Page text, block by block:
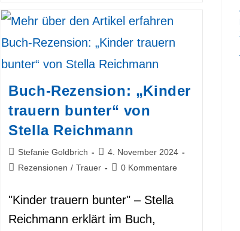
„Und
Ist
Mehr,
Wie
War“
Buch-Rezension: „Kinder
trauern bunter“ von
Stella Reichmann
Beitrags-
Autor:
Stefanie Goldbrich
Beitrag
veröffentlicht:
4. November 2024
Beitrags-
Rezensionen / Trauer
Beitrags-
0 Kommentare
"Kinder trauern bunter" – Stella
Reichmann erklärt im Buch,